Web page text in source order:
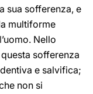
sua sofferenza, e
multiforme
Nello
sofferenza
e salvifica;
non si